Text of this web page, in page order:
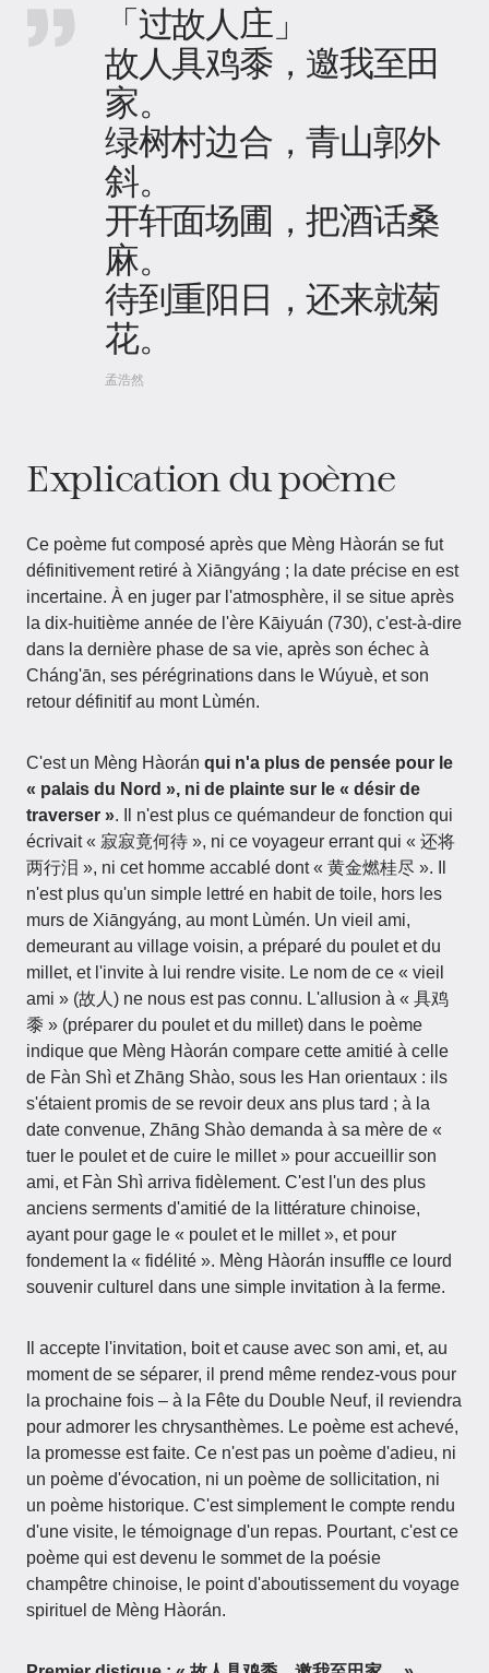
「过故人庄」
故人具鸡黍，邀我至田
家。
绿树村边合，青山郭外
斜。
开轩面场圃，把酒话桑
麻。
待到重阳日，还来就菊
花。
孟浩然
Explication du poème
Ce poème fut composé après que Mèng Hàorán se fut
définitivement retiré à Xiāngyáng ; la date précise en est
incertaine. À en juger par l'atmosphère, il se situe après
la dix-huitième année de l'ère Kāiyuán (730), c'est-à-dire
dans la dernière phase de sa vie, après son échec à
Cháng'ān, ses pérégrinations dans le Wúyuè, et son
retour définitif au mont Lùmén.
C'est un Mèng Hàorán qui n'a plus de pensée pour le
« palais du Nord », ni de plainte sur le « désir de
traverser ». Il n'est plus ce quémandeur de fonction qui
écrivait « 寂寂竟何待 », ni ce voyageur errant qui « 还将
两行泪 », ni cet homme accablé dont « 黄金燃桂尽 ». Il
n'est plus qu'un simple lettré en habit de toile, hors les
murs de Xiāngyáng, au mont Lùmén. Un vieil ami,
demeurant au village voisin, a préparé du poulet et du
millet, et l'invite à lui rendre visite. Le nom de ce « vieil
ami » (故人) ne nous est pas connu. L'allusion à « 具鸡
黍 » (préparer du poulet et du millet) dans le poème
indique que Mèng Hàorán compare cette amitié à celle
de Fàn Shì et Zhāng Shào, sous les Han orientaux : ils
s'étaient promis de se revoir deux ans plus tard ; à la
date convenue, Zhāng Shào demanda à sa mère de «
tuer le poulet et de cuire le millet » pour accueillir son
ami, et Fàn Shì arriva fidèlement. C'est l'un des plus
anciens serments d'amitié de la littérature chinoise,
ayant pour gage le « poulet et le millet », et pour
fondement la « fidélité ». Mèng Hàorán insuffle ce lourd
souvenir culturel dans une simple invitation à la ferme.
Il accepte l'invitation, boit et cause avec son ami, et, au
moment de se séparer, il prend même rendez-vous pour
la prochaine fois – à la Fête du Double Neuf, il reviendra
pour admorer les chrysanthèmes. Le poème est achevé,
la promesse est faite. Ce n'est pas un poème d'adieu, ni
un poème d'évocation, ni un poème de sollicitation, ni
un poème historique. C'est simplement le compte rendu
d'une visite, le témoignage d'un repas. Pourtant, c'est ce
poème qui est devenu le sommet de la poésie
champêtre chinoise, le point d'aboutissement du voyage
spirituel de Mèng Hàorán.